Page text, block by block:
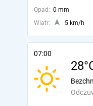
Opad: 0 mm
Wiatr:
5 km/h
07:00